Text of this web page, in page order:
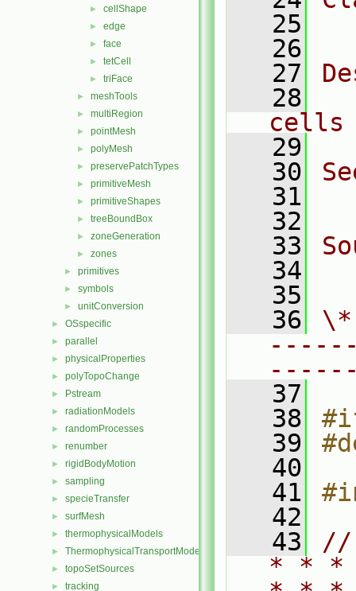
► cellShape
► edge
► face
► tetCell
► triFace
► meshTools
► multiRegion
► pointMesh
► polyMesh
► preservePatchTypes
► primitiveMesh
► primitiveShapes
► treeBoundBox
► zoneGeneration
► zones
► primitives
► symbols
► unitConversion
► OSspecific
► parallel
► physicalProperties
► polyTopoChange
► Pstream
► radiationModels
► randomProcesses
► renumber
► rigidBodyMotion
► sampling
► specieTransfer
► surfMesh
► thermophysicalModels
► ThermophysicalTransportModels
► topoSetSources
► tracking
   25
   26
   27
   28
cells
   29
   30
   31
   32
   33
   34
   35
   36
   37
   38
   39
   40
   41
   42
   43
//
* * *